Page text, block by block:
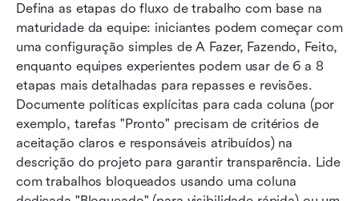
Defina as etapas do fluxo de trabalho com base na
maturidade da equipe: iniciantes podem começar com
uma configuração simples de A Fazer, Fazendo, Feito,
enquanto equipes experientes podem usar de 6 a 8
etapas mais detalhadas para repasses e revisões.
Documente políticas explícitas para cada coluna (por
exemplo, tarefas "Pronto" precisam de critérios de
aceitação claros e responsáveis atribuídos) na
descrição do projeto para garantir transparência. Lide
com trabalhos bloqueados usando uma coluna